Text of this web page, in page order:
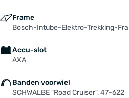
Frame
Bosch-Intube-Elektro-Trekking-
Accu-slot
AXA
Banden voorwiel
SCHWALBE "Road Cruiser", 47-622